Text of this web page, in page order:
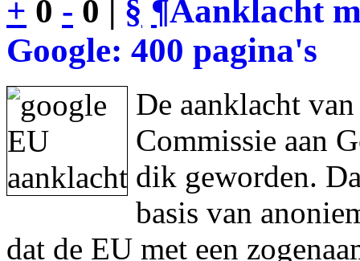
+ 0 - 0 | § ¶Aanklacht
Google: 400 pagina's
De aanklacht
Commissie aan
dik geworden.
basis van
dat de EU met een